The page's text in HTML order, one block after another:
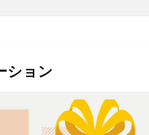
ション